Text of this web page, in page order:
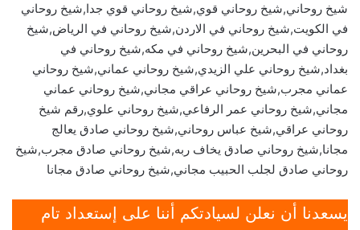
شيخ روحاني,شيخ روحاني قوي,شيخ روحاني قوي جدا,شيخ روحاني
في الكويت,شيخ روحاني في الاردن,شيخ روحاني في الرياض,شيخ
روحاني في البحرين,شيخ روحاني في مكه,شيخ روحاني في
بغداد,شيخ روحاني علي الزيدي,شيخ روحاني عماني,شيخ روحاني
عماني مجرب,شيخ روحاني عراقي مجاني,شيخ روحاني عماني
مجاني,شيخ روحاني عمر الرفاعي,شيخ روحاني علوي,رقم شيخ
روحاني عراقي,شيخ عباس روحاني,شيخ روحاني صادق يعالج
مجانا,شيخ روحاني صادق يخاف ربه,شيخ روحاني صادق مجرب,شيخ
روحاني صادق لجلب الحبيب مجاني,شيخ روحاني صادق مجانا
يسعدنا أن نعلن لسيادتكم أننا على إستعداد تام